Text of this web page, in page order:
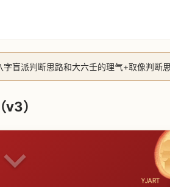
字盲派判断思路和大六壬的理气+取像判
成，升级全模块的算法，限时开放用户注
一封信，旧站充值会员开放注册截止到8月
）